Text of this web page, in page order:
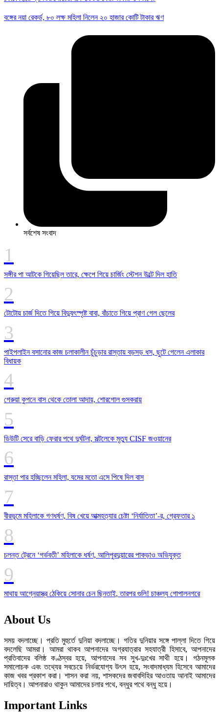
বঙ্গের নয়া রেকর্ড, ৮০ লক্ষ মহিলা নিলেন ২০ হাজার কোটি টাকার ঋণ
সর্বশেষ সংবাদ
সঙ্গীর পা আটকে গিয়েছিল তারে, ক্ষেপে গিয়ে চার্জিং স্টেশন উল্টে দিল হাতি
টোটোয় চার্জ দিতে গিয়ে বিদ্যুৎস্পৃষ্ট বাবা, বাঁচাতে গিয়ে প্রাণ গেল ছেলের
পাইপলাইন বসানোর কাজ চলাকালীন চুঁচুড়ার রাস্তায় বড়সড় ধস, ছুটে গেলেন এলাকার
বিধায়ক
গেরুয়া কুপনে বাস থেকে তোলা আদায়, শোরগোল গুসকরায়
ডিউটি সেরে বাড়ি ফেরার পথে দুর্ঘটনা, সল্টলেকে মৃত্যু CISF জওয়ানের
রাস্তা পার হচ্ছিলেন মহিলা, যমের মতো এসে পিষে দিল বাস
বীরভূমে মহিলাকে গণধর্ষণ, বিষ খেয়ে আত্মহত্যার চেষ্টা ‘নির্যাতিতা’-র, গ্রেফতার ১
চলন্ত ট্রেনে ‘গর্ভবতী’ মহিলাকে ধর্ষণ, আলিপুরদুয়ারের পাকড়াও অভিযুক্ত
মাথায় আগ্নেয়াস্ত্র ঠেকিয়ে সোনার চেন ছিনতাই, তারপর গুলি! চাঞ্চল্য গোপালনগরে
About Us
সময় বদলাচ্ছে। প্রতি মুহুর্তে দুনিয়া বদলাচ্ছে। গতির দুনিয়ার সঙ্গে পাল্লা দিতে গিয়ে
বদলেছি আমরা। আমরা থাকব আপনাদের অগ্রযাত্রার সহযাত্রী হিসাবে, আপনাদের
প্রতিবাদের বলিষ্ঠ কণ্ঠস্বর হয়ে, আপনাদের সব সুখ-দুঃখের সাথী হয়ে। গঠনমূলক
সমালোচক এবং তথ্যের সবচেয়ে নির্ভরযোগ্য উ‍ৎস হয়ে, সংবাদমাধ্যম হিসেবে আমাদের
কাজ খবর প্রকাশ করা। শাসন করা নয়, শাসকদের জবাবদিহির আওতায় আনাই আমাদের
দায়িত্ব। আপনারাও থাকুন আমাদের চলার পথে, বন্ধুর পথে বন্ধু হয়ে।
Important Links